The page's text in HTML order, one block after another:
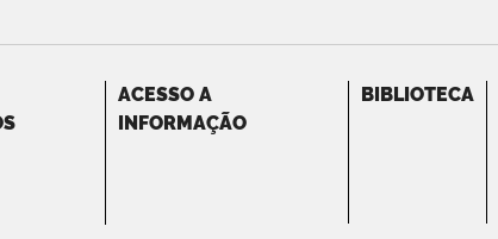
ACESSO A
INFORMAÇÃO
BIBLIOTECA